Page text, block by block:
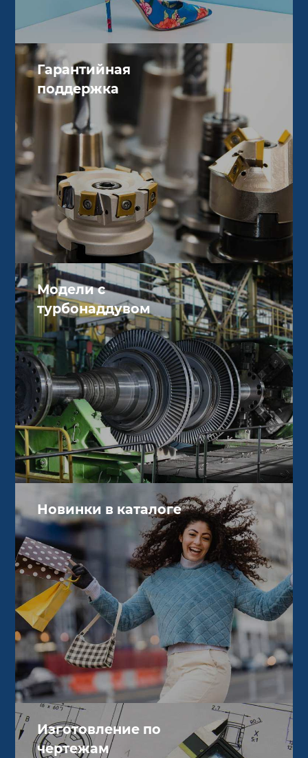
Гарантийная
поддержка
Модели с
турбонаддувом
Новинки в каталоге
Изготовление по
чертежам